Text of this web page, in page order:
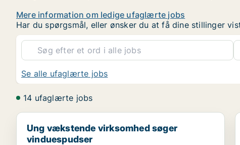
Mere information om ledige ufaglærte jobs
Har du spørgsmål, eller ønsker du at få dine stillinger
Se alle ufaglærte jobs
14 ufaglærte jobs
Ung vækstende virksomhed søger vinduespudser
Ung vækstende virksomhed søger
vinduespudser